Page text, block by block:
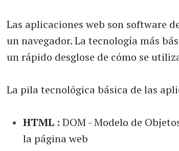
Las aplicaciones web son software
un navegador. La tecnología más
un rápido desglose de cómo se
La pila tecnológica básica de las
HTML : DOM - Modelo de
la página web